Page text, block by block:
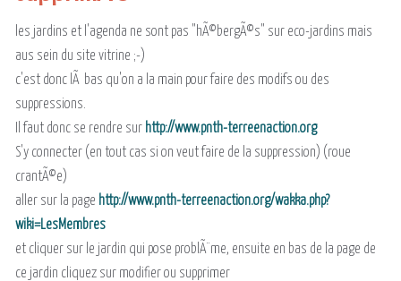
les jardins et l'agenda ne sont pas "hÃ©bergÃ©s" sur eco-jardins mais
aus sein du site vitrine ;-)
c'est donc lÃ bas qu'on a la main pour faire des modifs ou des
suppressions.
Il faut donc se rendre sur http://www.pnth-terreenaction.org
S'y connecter (en tout cas si on veut faire de la suppression) (roue
crantÃ©e)
aller sur la page http://www.pnth-terreenaction.org/wakka.php?
wiki=LesMembres
et cliquer sur le jardin qui pose problÃ¨me, ensuite en bas de la page de
ce jardin cliquez sur modifier ou supprimer